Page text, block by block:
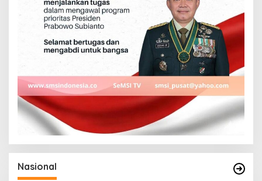
Nasional